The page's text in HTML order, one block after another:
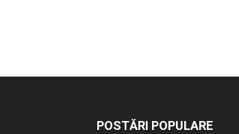
POSTĂRI POPULARE